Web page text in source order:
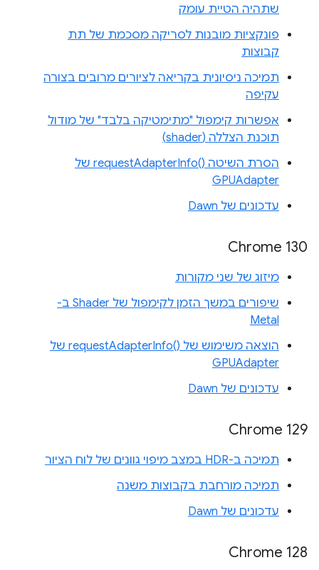
שתהיה הטיית עומק
פונקציות מובנות לסריקה מסכמת של תת
קבוצות
תמיכה ניסיונית בקריאה לציורים מרובים בצורה
עקיפה
אפשרות קימפול "מתימטיקה בלבד" של מודול
תוכנת הצללה (shader)
הסרת השיטה requestAdapterInfo()‎ של
GPUAdapter
עדכונים של Dawn
Chrome 130
מיזוג של שני מקורות
שיפורים במשך הזמן לקימפול של Shader ב-
Metal
הוצאה משימוש של requestAdapterInfo()‎ של
GPUAdapter
עדכונים של Dawn
Chrome 129
תמיכה ב-HDR במצב מיפוי גוונים של לוח הציור
תמיכה מורחבת בקבוצות משנה
עדכונים של Dawn
‫Chrome 128